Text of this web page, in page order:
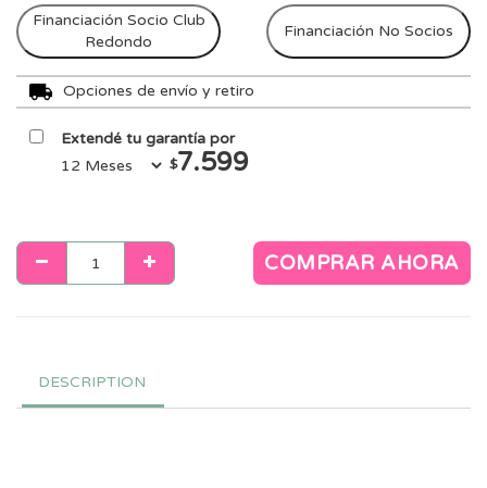
Financiación Socio Club
Redondo
Financiación No Socios
Opciones de envío y retiro
Extendé tu garantía por
$7.599
COMPRAR AHORA
DESCRIPTION